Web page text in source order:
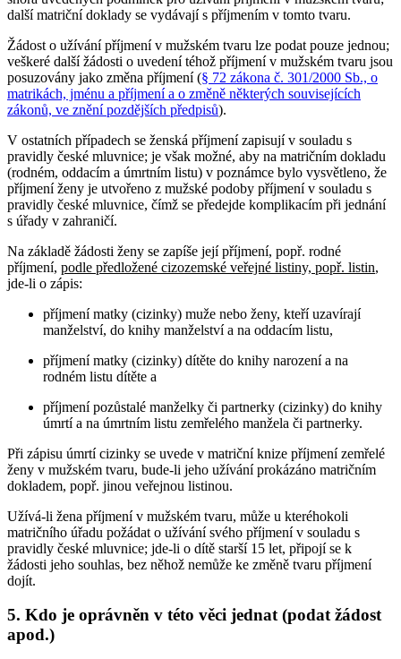
další matriční doklady se vydávají s příjmením v tomto tvaru.
Žádost o užívání příjmení v mužském tvaru lze podat pouze jednou;
veškeré další žádosti o uvedení téhož příjmení v mužském tvaru jsou
posuzovány jako změna příjmení (§ 72 zákona č. 301/2000 Sb., o
matrikách, jménu a příjmení a o změně některých souvisejících
zákonů, ve znění pozdějších předpisů).
V ostatních případech se ženská příjmení zapisují v souladu s
pravidly české mluvnice; je však možné, aby na matričním dokladu
(rodném, oddacím a úmrtním listu) v poznámce bylo vysvětleno, že
příjmení ženy je utvořeno z mužské podoby příjmení v souladu s
pravidly české mluvnice, čímž se předejde komplikacím při jednání
s úřady v zahraničí.
Na základě žádosti ženy se zapíše její příjmení, popř. rodné
příjmení, podle předložené cizozemské veřejné listiny, popř. listin,
jde-li o zápis:
příjmení matky (cizinky) muže nebo ženy, kteří uzavírají
manželství, do knihy manželství a na oddacím listu,
příjmení matky (cizinky) dítěte do knihy narození a na
rodném listu dítěte a
příjmení pozůstalé manželky či partnerky (cizinky) do knihy
úmrtí a na úmrtním listu zemřelého manžela či partnerky.
Při zápisu úmrtí cizinky se uvede v matriční knize příjmení zemřelé
ženy v mužském tvaru, bude-li jeho užívání prokázáno matričním
dokladem, popř. jinou veřejnou listinou.
Užívá-li žena příjmení v mužském tvaru, může u kteréhokoli
matričního úřadu požádat o užívání svého příjmení v souladu s
pravidly české mluvnice; jde-li o dítě starší 15 let, připojí se k
žádosti jeho souhlas, bez něhož nemůže ke změně tvaru příjmení
dojít.
5. Kdo je oprávněn v této věci jednat (podat žádost
apod.)